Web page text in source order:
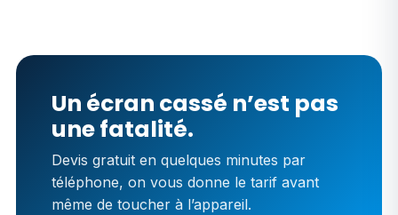
Un écran cassé n’est pas
une fatalité.
Devis gratuit en quelques minutes par
téléphone, on vous donne le tarif avant
même de toucher à l’appareil.